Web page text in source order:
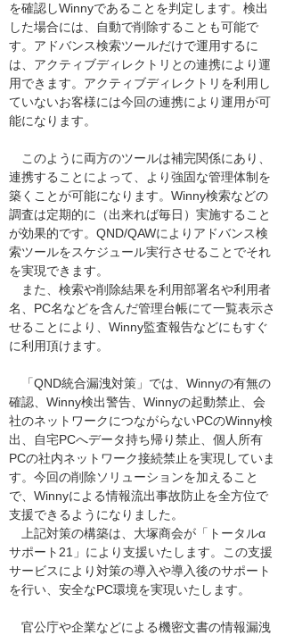
を確認しWinnyであることを判定します。検出
した場合には、自動で削除することも可能で
す。アドバンス検索ツールだけで運用するに
は、アクティブディレクトリとの連携により運
用できます。アクティブディレクトリを利用し
ていないお客様には今回の連携により運用が可
能になります。
このように両方のツールは補完関係にあり、
連携することによって、より強固な管理体制を
築くことが可能になります。Winny検索などの
調査は定期的に（出来れば毎日）実施すること
が効果的です。QND/QAWによりアドバンス検
索ツールをスケジュール実行させることでそれ
を実現できます。
また、検索や削除結果を利用部署名や利用者
名、PC名などを含んだ管理台帳にて一覧表示さ
せることにより、Winny監査報告などにもすぐ
に利用頂けます。
「QND統合漏洩対策」では、Winnyの有無の
確認、Winny検出警告、Winnyの起動禁止、会
社のネットワークにつながらないPCのWinny検
出、自宅PCへデータ持ち帰り禁止、個人所有
PCの社内ネットワーク接続禁止を実現していま
す。今回の削除ソリューションを加えること
で、Winnyによる情報流出事故防止を全方位で
支援できるようになりました。
上記対策の構築は、大塚商会が「トータルα
サポート21」により支援いたします。この支援
サービスにより対策の導入や導入後のサポート
を行い、安全なPC環境を実現いたします。
官公庁や企業などによる機密文書の情報漏洩